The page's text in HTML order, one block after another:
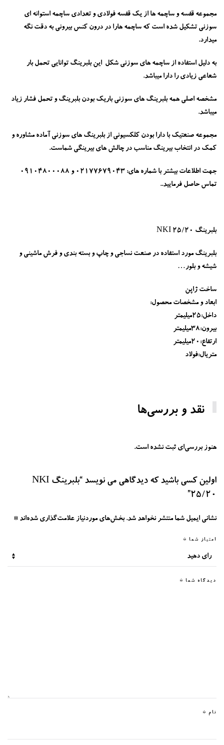
مجموعه قفسه و ساچمه ها از یک قفسه فولادی و تعدادی ساچمه استوانه ای
سوزنی تشکیل شده است که ساچمه هارا در درون کنس بیرونی به دقت نگه
میدارد.
به دلیل استفاده از ساچمه های سوزنی شکل این بلبرینگ توانایی تحمل بار
شعاعی زیادی را دارا میباشد.
مشخصه اصلی همه بلبرینگ های سوزنی باریک بودن بلبرینگ و تحمل فشار زیاد
میباشد.
مجموعه صنعتیک با دارا بودن کلکسیونی از بلبرینگ های سوزنی آماده مشاوره و
کمک در انتخاب بیرینگ مناسب در چالش های بیرینگی شماست.
جهت اطلاعات بیشتر با شماره های: 02177679043 و 09104800088
تماس حاصل فرمایید..
بلبرینگ NKI 25/20
بلبرینگ مورد استفاده در صنعت نساجی و چاپ و بسته بندی و فرش ماشینی و
شیشه و بلور…
ساخت ژاپن
ابعاد و مشخصات محصول:
داخل:25میلیمتر
بیرون:38میلیمتر
ارتفاع:20میلیمتر
متریال:فولاد
نقد و بررسی‌ها
هنوز بررسی‌ای ثبت نشده است.
اولین کسی باشید که دیدگاهی می نویسد “بلبرینگ NKI
25/20”
نشانی ایمیل شما منتشر نخواهد شد. بخش‌های موردنیاز علامت‌گذاری شده‌اند *
امتیاز شما *
دیدگاه شما *
نام *